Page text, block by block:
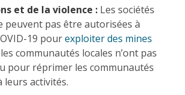
et de la violence : Les sociétés
peuvent pas être autorisées à
19 pourexploiter des mines
communautés locales n’ont pas
pour réprimer les communautés
leurs activités.